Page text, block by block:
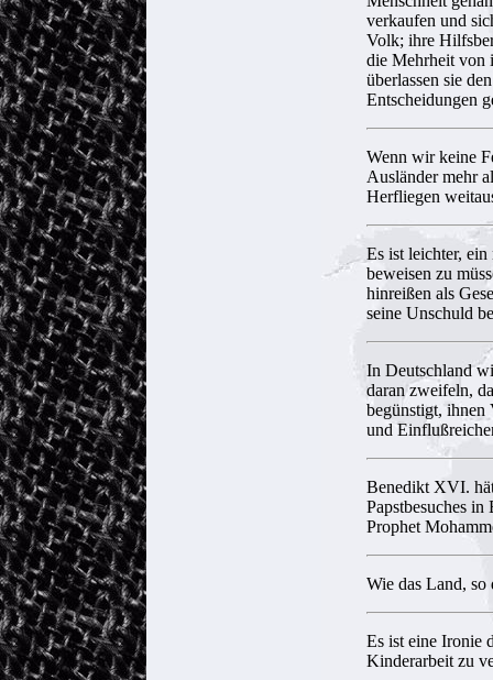
verkaufen und
Volk; ihre
die Mehrheit von
überlassen sie
Entscheidungen
Wenn wir keine
Ausländer mehr
Herfliegen
Es ist leichter,
beweisen zu
hinreißen als
seine Unschuld
In Deutschland
daran zweifeln,
begünstigt, ihnen
und
Benedikt XVI.
Papstbesuches
Prophet
Wie das Land, so
Es ist eine Ironie
Kinderarbeit zu